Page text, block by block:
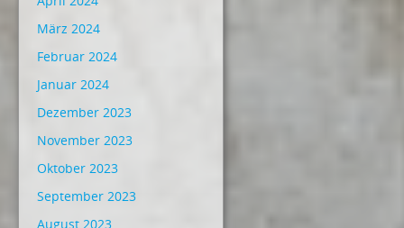
März 2024
Februar 2024
Januar 2024
Dezember 2023
November 2023
Oktober 2023
September 2023
August 2023